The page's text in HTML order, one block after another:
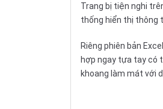
Trang bị tiện nghi
thống hiển thị thông
Riêng phiên bản
hợp ngay tựa tay có
khoang làm mát với